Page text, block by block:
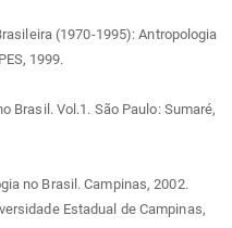
(1970-1995): Antropologia
1999.
Brasil. Vol.1. São Paulo: Sumaré,
no Brasil. Campinas, 2002.
Estadual de Campinas,